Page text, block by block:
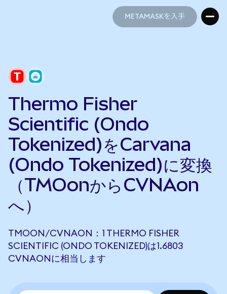
METAMASKを入手
Thermo Fisher
Scientific (Ondo
Tokenized)をCarvana
(Ondo Tokenized)に変換
（TMOonからCVNAon
へ）
TMOON/CVNAON：1 THERMO FISHER
SCIENTIFIC (ONDO TOKENIZED)は1.6803
CVNAONに相当します